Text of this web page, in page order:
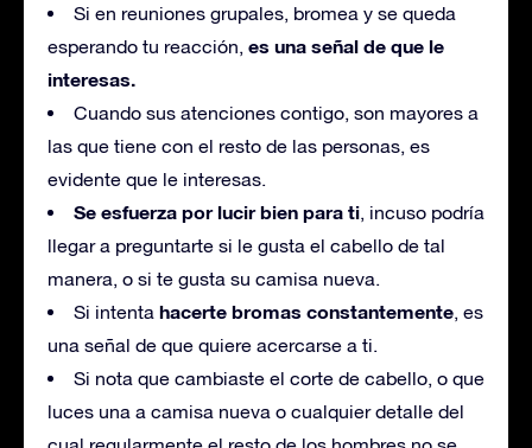
Si en reuniones grupales, bromea y se queda
esperando tu reacción, es una señal de que le
interesas.
Cuando sus atenciones contigo, son mayores a
las que tiene con el resto de las personas, es
evidente que le interesas.
Se esfuerza por lucir bien para ti, incuso podría
llegar a preguntarte si le gusta el cabello de tal
manera, o si te gusta su camisa nueva.
Si intenta hacerte bromas constantemente, es
una señal de que quiere acercarse a ti.
Si nota que cambiaste el corte de cabello, o que
luces una a camisa nueva o cualquier detalle del